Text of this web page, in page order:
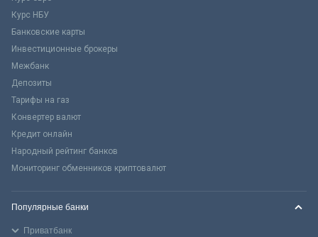
Курс НБУ
Банковские карты
Инвестиционные брокеры
Межбанк
Депозиты
Тарифы на газ
Конвертер валют
Кредит онлайн
Народный рейтинг банков
Мониторинг обменников криптовалют
Популярные банки
Приватбанк